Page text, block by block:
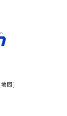
図]